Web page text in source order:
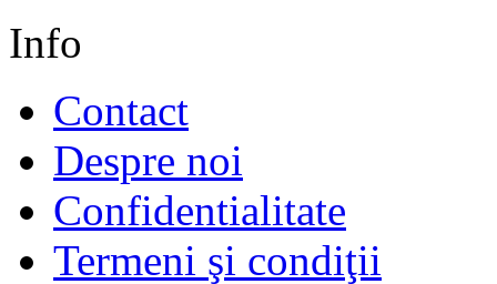
Info
Contact
Despre noi
Confidentialitate
Termeni şi condiţii